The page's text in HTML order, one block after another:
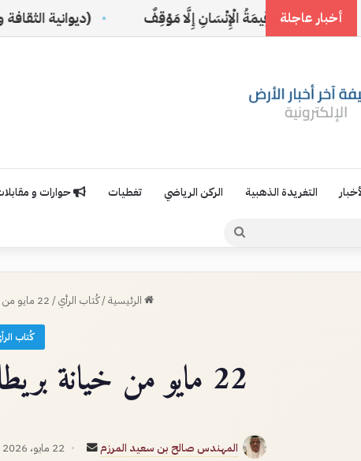
أخبار عاجلة
قِيمَةُ الْإِنْسَانِ إِلَّا مَوْقِفٌ (ديوانية الثقافة والفنون)
التغريدة الذهبية الركن الرياضي تغطيات حوارات و
بحث
الرئيسية/كُتاب الرأي/ 22 مايو من خيانة بريطانيا إلى خديعة الوحدة
كُتاب
22 مايو من خيانة بريطانيا إلى خديعة الوحدة
المهندس صالح بن سعيد المرزم
أرسل 22 مايو، 2026